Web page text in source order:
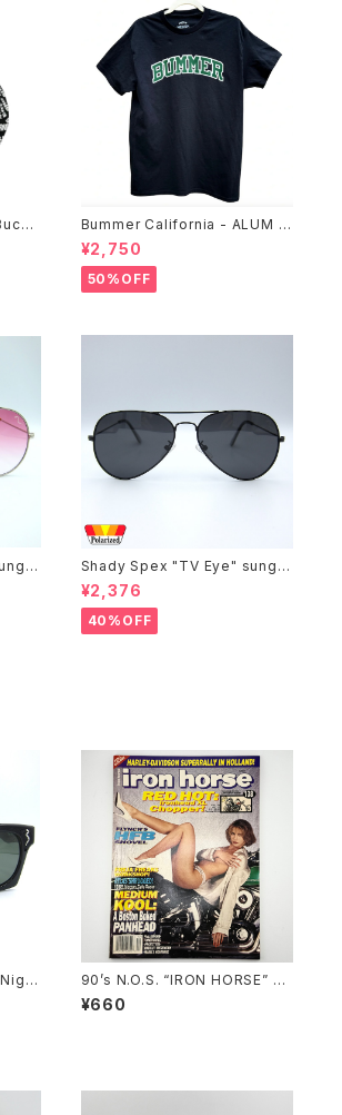
Bummer California - ALUM T
-SHIRT,black
¥2,750
50%OFF
Shady Spex "TV Eye" sungla
sses, Black w/Polarized Gre
y lenses
¥2,376
40%OFF
90’s N.O.S. “IRON HORSE” m
agazine #138(Dec.’95 issue)
¥660